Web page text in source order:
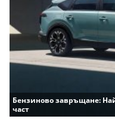
Бензиново завръщане:
част